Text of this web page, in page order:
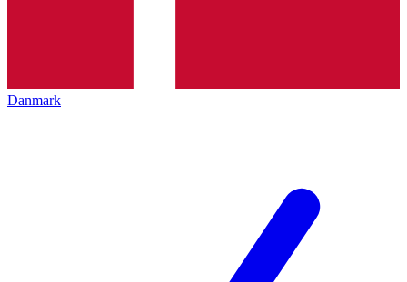
Danmark